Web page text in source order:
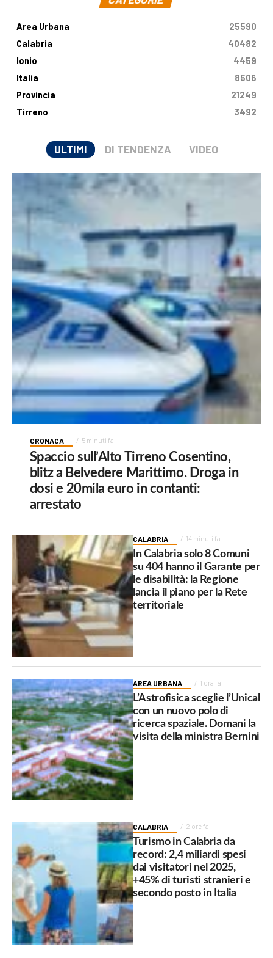
Area Urbana
25590
Calabria
40482
Ionio
4459
Italia
8506
Provincia
21249
Tirreno
3492
ULTIMI DI TENDENZA VIDEO
CRONACA 5 minuti fa
Spaccio sull’Alto Tirreno Cosentino,
blitz a Belvedere Marittimo. Droga in
dosi e 20mila euro in contanti:
arrestato
CALABRIA 14 minuti fa
In Calabria solo 8 Comuni
su 404 hanno il Garante per
le disabilità: la Regione
lancia il piano per la Rete
territoriale
AREA URBANA 1 ora fa
L’Astrofisica sceglie l’Unical
con un nuovo polo di
ricerca spaziale. Domani la
visita della ministra Bernini
CALABRIA 2 ore fa
Turismo in Calabria da
record: 2,4 miliardi spesi
dai visitatori nel 2025,
+45% di turisti stranieri e
secondo posto in Italia